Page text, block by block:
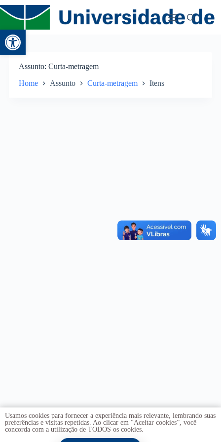
Abrir a barra de ferramentas
Assunto Curta-metragem
Home Assunto Curta-metragem Itens
Usamos cookies para fornecer a experiência mais relevante, lembrando suas
preferências e visitas repetidas. Ao clicar em “Aceitar cookies”, você
concorda com a utilização de TODOS os cookies.